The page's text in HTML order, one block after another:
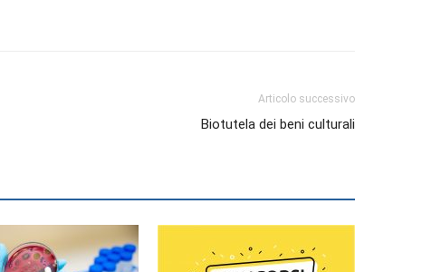
Articolo successivo
Biotutela dei beni culturali